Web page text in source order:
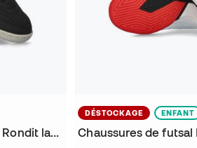
Chaussures de futsal Enfant Rondit lacets élastiques
DÉSTOCKAGE ENFANT